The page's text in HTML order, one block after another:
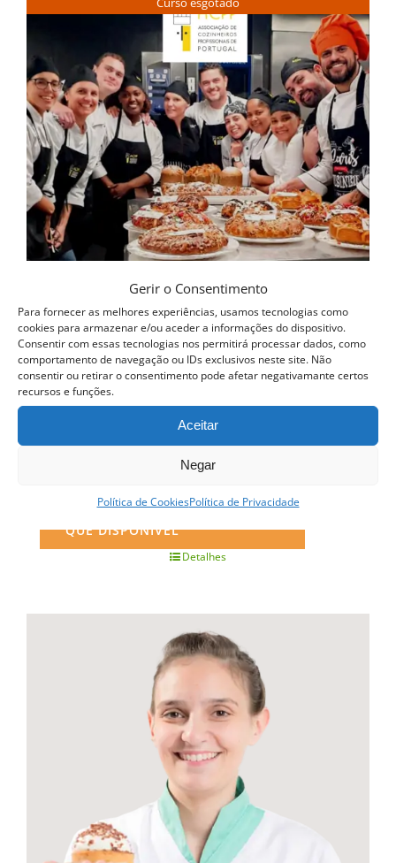
Gerir o Consentimento
Para fornecer as melhores experiências, usamos tecnologias como
cookies para armazenar e/ou aceder a informações do dispositivo.
Consentir com essas tecnologias nos permitirá processar dados, como
comportamento de navegação ou IDs exclusivos neste site. Não
consentir ou retirar o consentimento pode afetar negativamante certos
recursos e funções.
Aceitar
Negar
Política de CookiesPolítica de Privacidade
Curso Profissional Pastelaria e Padaria
QUE DISPONÍVEL
Detalhes